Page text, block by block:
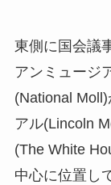
東側に国会議
アンミュージ
(National
アル(Lincoln
(The White
中心に位置し